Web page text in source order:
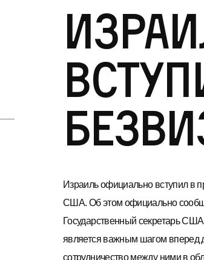
Израиль официально вступил в
США. Об этом официально
Государственный секретарь
является важным шагом вперед
сотрудничество между ними в